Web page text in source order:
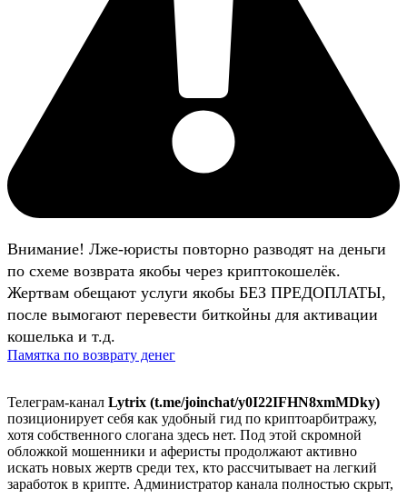
Внимание! Лже-юристы повторно разводят на деньги
по схеме возврата якобы через криптокошелёк.
Жертвам обещают услуги якобы БЕЗ ПРЕДОПЛАТЫ,
после вымогают перевести биткойны для активации
кошелька и т.д.
Памятка по возврату денег
Телеграм-канал Lytrix (t.me/joinchat/y0I22IFHN8xmMDky)
позиционирует себя как удобный гид по криптоарбитражу,
хотя собственного слогана здесь нет. Под этой скромной
обложкой мошенники и аферисты продолжают активно
искать новых жертв среди тех, кто рассчитывает на легкий
заработок в крипте. Администратор канала полностью скрыт,